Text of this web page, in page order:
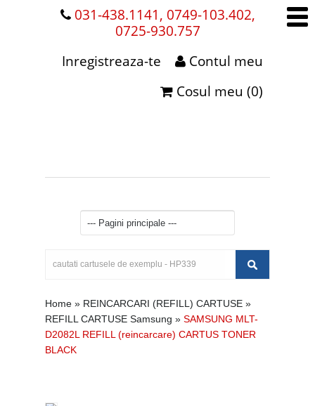
031-438.1141, 0749-103.402,
0725-930.757
Contul meu
Inregistreaza-te
Cosul meu (0)
Home » REINCARCARI (REFILL) CARTUSE »
REFILL CARTUSE Samsung » SAMSUNG MLT-
D2082L REFILL (reincarcare) CARTUS TONER
BLACK